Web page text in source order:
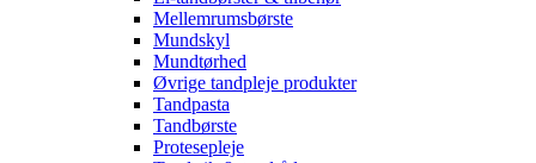
Mellemrumsbørste
Mundskyl
Mundtørhed
Øvrige tandpleje produkter
Tandpasta
Tandbørste
Protesepleje